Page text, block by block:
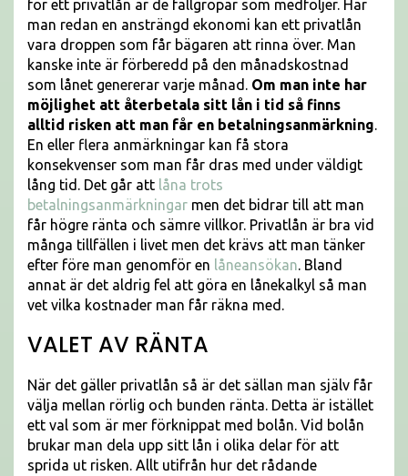
för ett privatlån är de fallgropar som medföljer. Har
man redan en ansträngd ekonomi kan ett privatlån
vara droppen som får bägaren att rinna över. Man
kanske inte är förberedd på den månadskostnad
som lånet genererar varje månad. Om man inte har
möjlighet att återbetala sitt lån i tid så finns
alltid risken att man får en betalningsanmärkning.
En eller flera anmärkningar kan få stora
konsekvenser som man får dras med under väldigt
lång tid. Det går att låna trots
betalningsanmärkningar men det bidrar till att man
får högre ränta och sämre villkor. Privatlån är bra vid
många tillfällen i livet men det krävs att man tänker
efter före man genomför en låneansökan. Bland
annat är det aldrig fel att göra en lånekalkyl så man
vet vilka kostnader man får räkna med.
VALET AV RÄNTA
När det gäller privatlån så är det sällan man själv får
välja mellan rörlig och bunden ränta. Detta är istället
ett val som är mer förknippat med bolån. Vid bolån
brukar man dela upp sitt lån i olika delar för att
sprida ut risken. Allt utifrån hur det rådande